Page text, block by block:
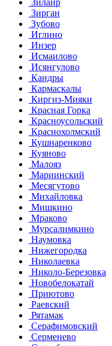
Зирган
Зубово
Иглино
Инзер
Исмаилово
Исянгулово
Кандры
Кармаскалы
Киргиз-Мияки
Красная Горка
Красноусольский
Краснохолмский
Кушнаренково
Куяново
Малояз
Мариинский
Месягутово
Михайловка
Мишкино
Мраково
Мурсалимкино
Наумовка
Нижегородка
Николаевка
Николо-Березовка
Новобелокатай
Приютово
Раевский
Рятамак
Серафимовский
Серменево